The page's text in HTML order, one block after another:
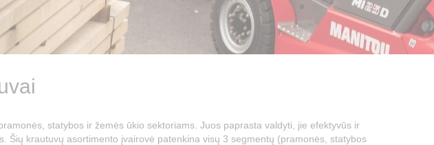
statybos ir žemės ūkio sektoriams. Juos paprasta valdyti, jie efektyvūs ir
Šių krautuvų asortimento įvairovė patenkina visų 3 segmentų (pramonės, statybos